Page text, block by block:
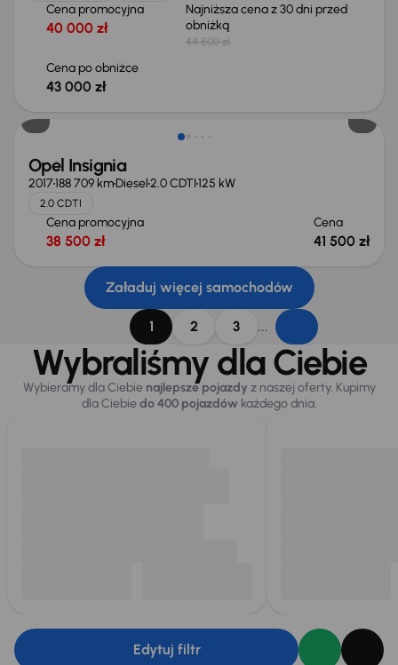
Cena promocyjna
40 000 zł
Najniższa cena z 30 dni przed
obniżką
44 500 zł
Cena po obniżce
43 000 zł
Opel Insignia
2017188 709 kmDiesel2.0 CDTI125 kW
2.0 CDTI
Cena promocyjna
38 500 zł
Cena
41 500 zł
Załaduj więcej samochodów
1 2 3 ...
Wybraliśmy dla Ciebie
Wybieramy dla Ciebie najlepsze pojazdy z naszej oferty. Kupimy
dla Ciebiedo 400 pojazdówkażdego dnia.
Edytuj filtr